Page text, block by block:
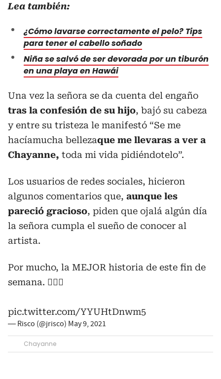
Lea también:
¿Cómo lavarse correctamente el pelo? Tips
para tener el cabello soñado
Niña se salvó de ser devorada por un tiburón
en una playa en Hawái
Una vez la señora se da cuenta del engaño
tras la confesión de su hijo, bajó su cabeza
y entre su tristeza le manifestó “Se me
hacíamucha bellezaque me llevaras a ver a
Chayanne, toda mi vida pidiéndotelo”.
Los usuarios de redes sociales, hicieron
algunos comentarios que, aunque les
pareció gracioso, piden que ojalá algún día
la señora cumpla el sueño de conocer al
artista.
Por mucho, la MEJOR historia de este fin de
semana. 👇🏼😂
pic.twitter.com/YYUHtDnwm5
— Risco (@jrisco) May 9, 2021
Chayanne